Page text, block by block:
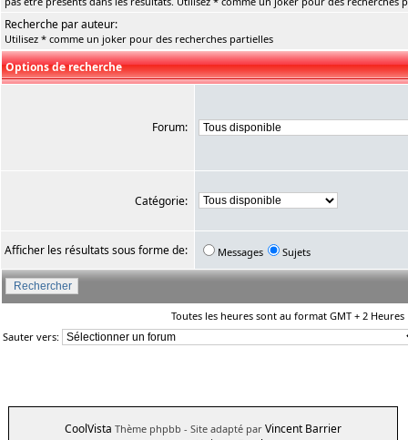
Recherche par auteur:
Utilisez * comme un joker pour des recherches partielles
Options de recherche
Forum:
Catégorie:
Afficher les résultats sous forme de: Messages Sujets
Toutes les heures sont au format GMT + 2 Heures
Sauter vers:
CoolVista Thème phpbb - Site adapté par Vincent Barrier